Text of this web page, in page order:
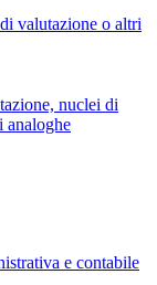
valutazione o altri
nuclei di
analoghe
e contabile